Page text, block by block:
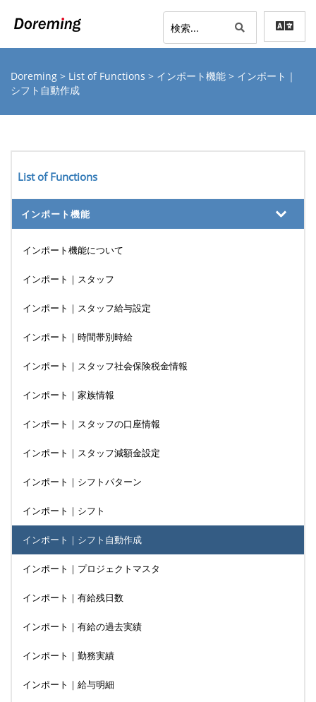
Doreming > List of Functions > インポート機能 > インポート｜
シフト自動作成
List of Functions
インポート機能
インポート機能について
インポート｜スタッフ
インポート｜スタッフ給与設定
インポート｜時間帯別時給
インポート｜スタッフ社会保険税金情報
インポート｜家族情報
インポート｜スタッフの口座情報
インポート｜スタッフ減額金設定
インポート｜シフトパターン
インポート｜シフト
インポート｜シフト自動作成
インポート｜プロジェクトマスタ
インポート｜有給残日数
インポート｜有給の過去実績
インポート｜勤務実績
インポート｜給与明細